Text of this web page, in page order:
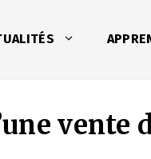
vente